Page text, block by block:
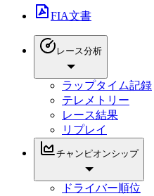
FIA文書
レース分析
ラップタイム記録
テレメトリー
レース結果
リプレイ
チャンピオンシップ
ドライバー順位